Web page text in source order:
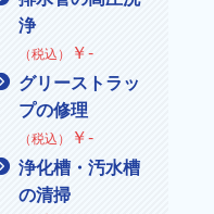
浄
（税込） ￥‐
グリーストラッ
プの修理
（税込） ￥‐
浄化槽・汚水槽
の清掃